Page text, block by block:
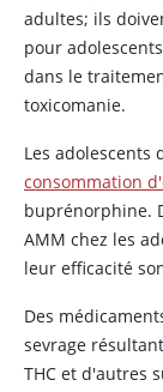
adultes; ils
pour
dans le
toxicomanie.
Les adolescents
consommation
buprénorphine.
AMM chez les
leur efficacité
Des
sevrage
THC et d'autres